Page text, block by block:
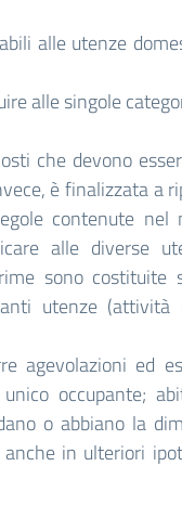
alle utenze
alle singole
che devono
è finalizzata a
contenute nel
alle diverse
sono costituite
utenze (attività
agevolazioni ed
occupante;
o abbiano la
in ulteriori